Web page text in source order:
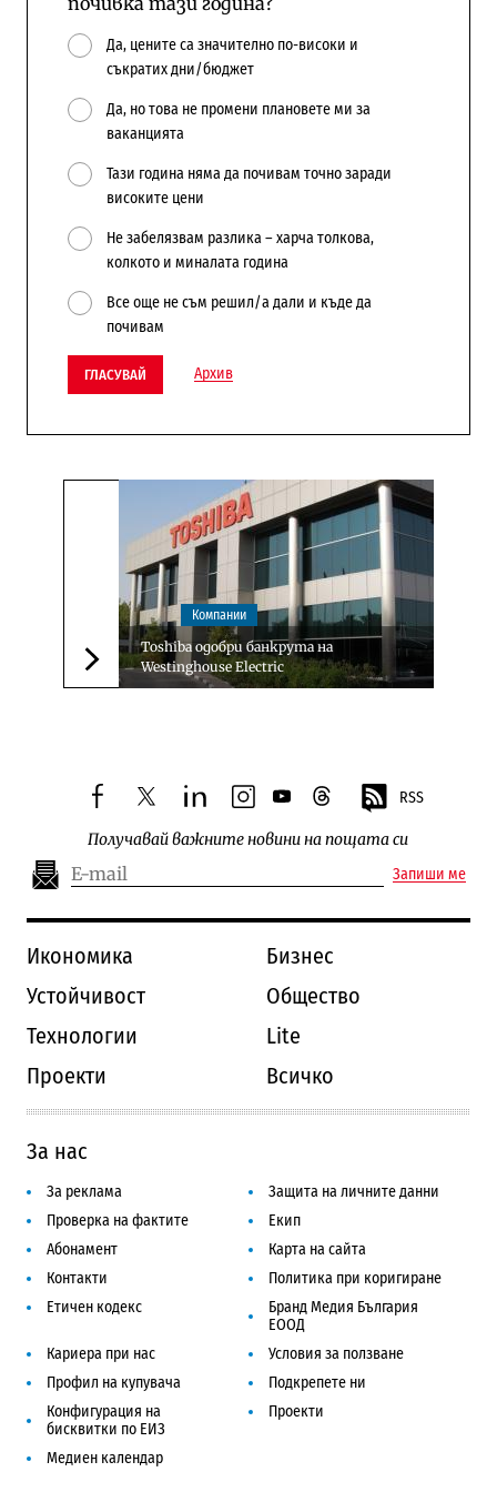
Да, цените са значително по-високи и
съкратих дни/бюджет
Да, но това не промени плановете ми за
ваканцията
Тази година няма да почивам точно заради
високите цени
Не забелязвам разлика – харча толкова,
колкото и миналата година
Все още не съм решил/а дали и къде да
почивам
ГЛАСУВАЙ Архив
Следваща новина
Компании
Toshiba одобри банкрута на
Westinghouse Electric
facebooktwitterlinkedininstagram
youtubethreads RSS
Получавай важните новини на пощата си
Запиши ме
Икономика
Бизнес
Устойчивост
Общество
Технологии
Lite
Проекти
Всичко
За нас
За реклама
Защита на личните данни
Проверка на фактите
Екип
Абонамент
Карта на сайта
Контакти
Политика при коригиране
Етичен кодекс
Бранд Медия България
ЕООД
Кариера при нас
Условия за ползване
Профил на купувача
Подкрепете ни
Конфигурация на
бисквитки по ЕИЗ
Проекти
Медиен календар